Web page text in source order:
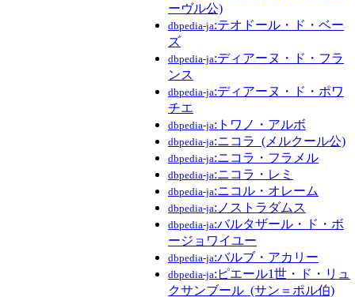
ーヴル公)
dbpedia-ja:テオドール・ド・ベー
ズ
dbpedia-ja:ディアーヌ・ド・フラ
ンス
dbpedia-ja:ディアーヌ・ド・ポワ
チエ
dbpedia-ja:トワノ・アルボ
dbpedia-ja:ニコラ_(メルクール公)
dbpedia-ja:ニコラ・フラメル
dbpedia-ja:ニコラ・レミ
dbpedia-ja:ニコル・オレーム
dbpedia-ja:ノストラダムス
dbpedia-ja:バルタザール・ド・ボ
ージョワイユー
dbpedia-ja:バルブ・アカリー
dbpedia-ja:ピエール1世・ド・リュ
クサンブール_(サン＝ポル伯)